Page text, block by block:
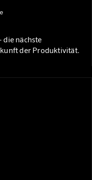
die nächste
der Produktivität.